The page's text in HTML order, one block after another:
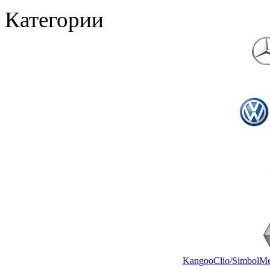
Категории
KangooClio/Simbol